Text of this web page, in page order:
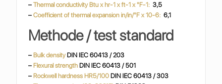
–Thermal conductivityBtu x hr-1 x ft-1 x °F-1:3,5
– Coefficient of thermal expansion in/in/°F x 10-6:6,1
Methode / test standard
–Bulk densityDIN IEC 60413 / 203
–Flexural strengthDIN IEC 60413 / 501
–Rockwell hardness HR5/100DIN IEC 60413 / 303